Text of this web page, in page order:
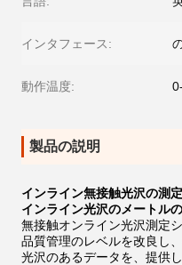
インタフェース:
動作温度:
製品の説明
インライン無接触光沢の測
インライン光沢のメートル
無接触オンライン光沢測定
品質管理のレベルを改良し
光沢のあるデータを、提供